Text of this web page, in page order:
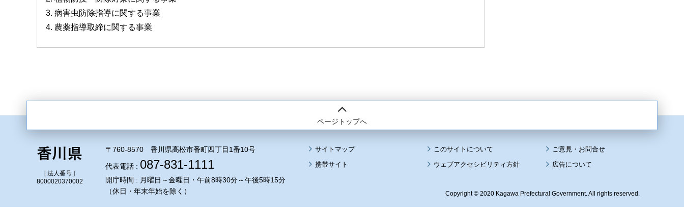
病害虫防除指導に関する事業
農薬指導取締に関する事業
ページトップへ
[ 法人番号 ]
8000020370002
〒760-8570 香川県高松市番町四丁目1番10号
代表電話 : 087-831-1111
開庁時間 : 月曜日～金曜日・午前8時30分～午後5時15分
（休日・年末年始を除く）
サイトマップ
このサイトについて
携帯サイト
ウェブアクセシビリティ方針 広告について
Copyright © 2020 Kagawa Prefectural Government. All rights reserved.